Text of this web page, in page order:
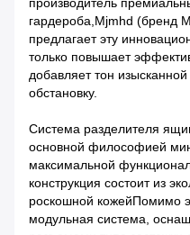
гардероба,Mjmhd (бренд
предлагает эту
только повышает
добавляет тон
обстановку.
Система разделителя
основной философией
максимальной
конструкция состоит из
роскошной кожейПомимо
модульная система,